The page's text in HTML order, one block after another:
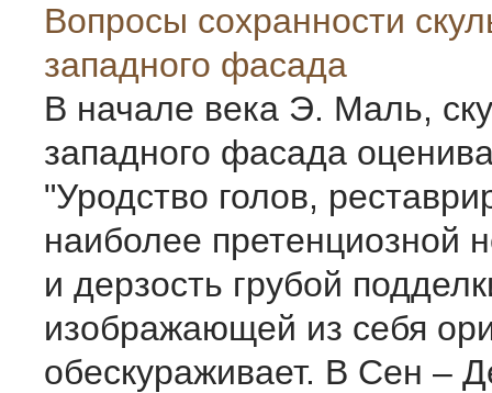
Вопросы сохранности
западного фасада
В начале века Э. Маль,
западного фасада
"Уродство голов,
наиболее претенциозной
и дерзость грубой
изображающей из себя
обескураживает. В Сен –